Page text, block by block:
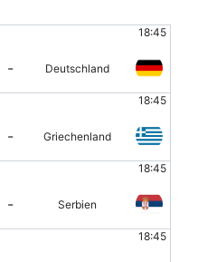
18:45
- Deutschland
18:45
- Griechenland
18:45
- Serbien
18:45